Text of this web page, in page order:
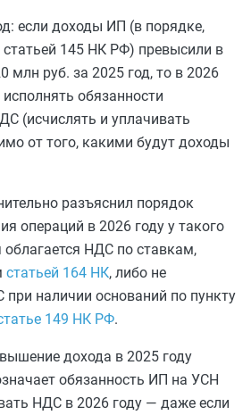
если доходы ИП (в порядке,
145 НК РФ) превысили в
млн руб. за 2025 год, то в 2026
обязанности
(исчислять и уплачивать
от того, какими будут доходы
разъяснил порядок
операций в 2026 году у такого
НДС по ставкам,
статьей 164 НК, либо не
при наличии оснований по пункту
149 НК РФ.
дохода в 2025 году
обязанность ИП на УСН
НДС в 2026 году — даже если